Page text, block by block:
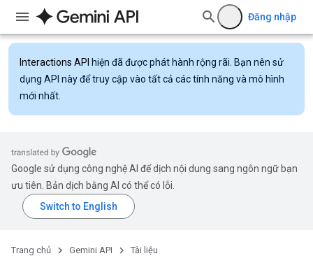
Đăng nhập
Interactions API hiện đã được phát hành rộng rãi. Bạn nên sử
dụng API này để truy cập vào tất cả các tính năng và mô hình
mới nhất.
Google sử dụng công nghệ AI để dịch nội dung sang ngôn ngữ bạn
ưu tiên. Bản dịch bằng AI có thể có lỗi.
Trang chủ Gemini API Tài liệu